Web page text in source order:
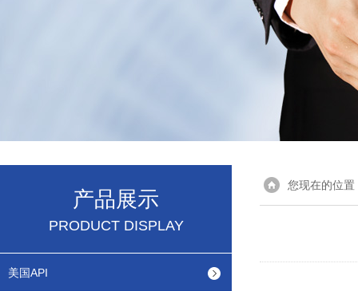
产品展示
PRODUCT DISPLAY
美国API
您现在的位置